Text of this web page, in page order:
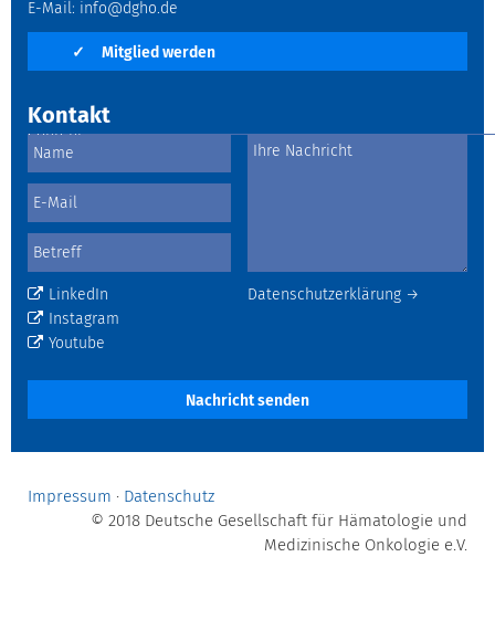
E-Mail: info@dgho.de
✓ Mitglied werden
Kontakt
Datenschutzerklärung →
LinkedIn
Instagram
Youtube
Nachricht senden
Impressum · Datenschutz
© 2018 Deutsche Gesellschaft für Hämatologie und
Medizinische Onkologie e.V.